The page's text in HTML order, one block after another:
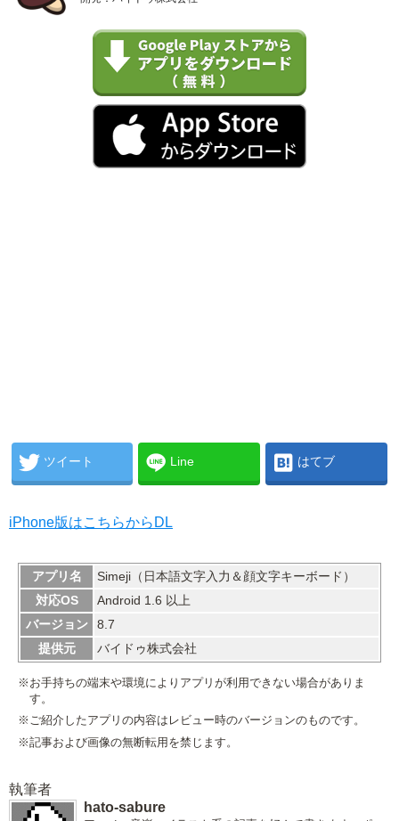
ツイート Line はてブ
iPhone版はこちらからDL
アプリ名
Simeji（日本語文字入力＆顔文字キーボード）
対応OS
Android 1.6 以上
バージョン
8.7
提供元
バイドゥ株式会社
※お手持ちの端末や環境によりアプリが利用できない場合がありま
す。
※ご紹介したアプリの内容はレビュー時のバージョンのものです。
※記事および画像の無断転用を禁じます。
執筆者
hato-sabure